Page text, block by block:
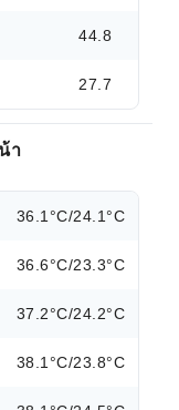
44.8
27.7
า
36.1°C/24.1°C
36.6°C/23.3°C
37.2°C/24.2°C
38.1°C/23.8°C